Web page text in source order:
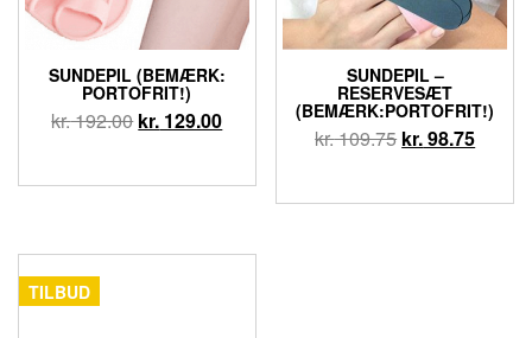
SUNDEPIL (BEMÆRK:
PORTOFRIT!)
kr.192.00 kr. 129.00
SUNDEPIL –
RESERVESÆT
(BEMÆRK:PORTOFRIT!)
kr.109.75 kr.98.75
TILBUD